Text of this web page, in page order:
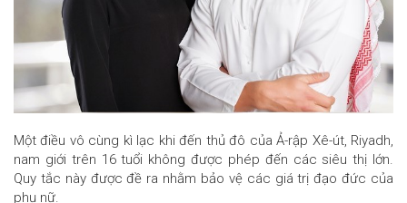
Một điều vô cùng kì lạc khi đến thủ đô của Ả-rập Xê-út, Riyadh,
nam giới trên 16 tuổi không được phép đến các siêu thị lớn.
Quy tắc này được đề ra nhằm bảo vệ các giá trị đạo đức của
phụ nữ.